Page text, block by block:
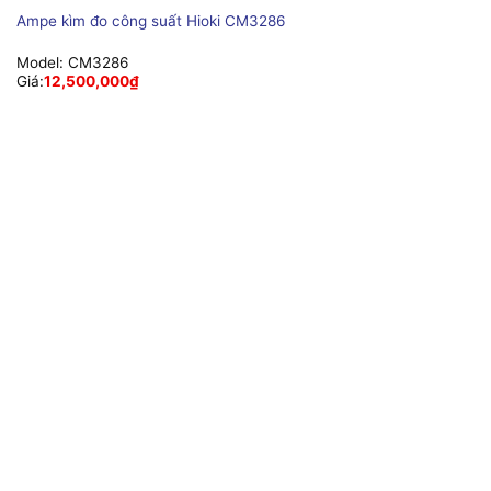
Ampe kìm đo công suất Hioki CM3286
Model: CM3286
Giá:12,500,000₫